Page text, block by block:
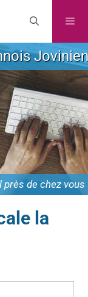
Jovinien
près de chez vous
la